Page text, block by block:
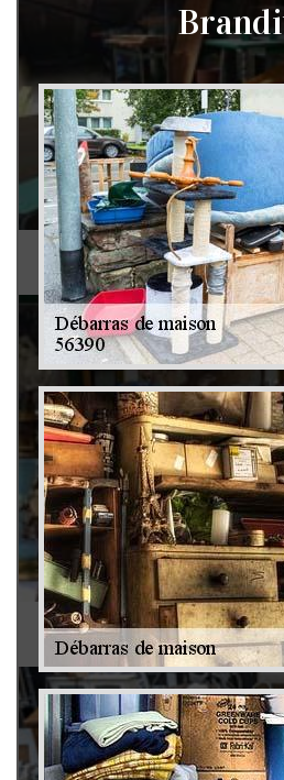
Débarras de